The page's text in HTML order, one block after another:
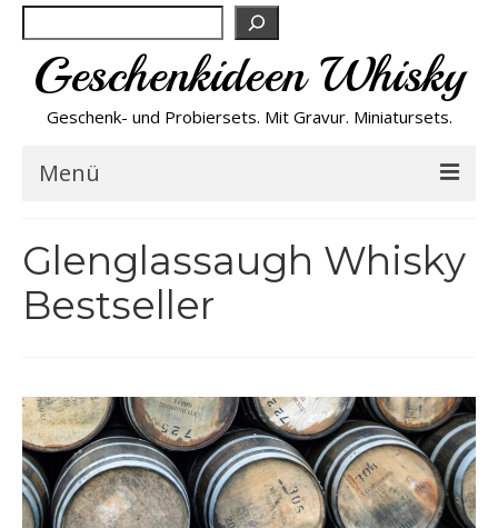
Suchen
Geschenkideen Whisky
Geschenk- und Probiersets. Mit Gravur. Miniatursets.
Menü
NEU
Preishits
Probiersets
Glenglassaugh Whisky
Bestseller